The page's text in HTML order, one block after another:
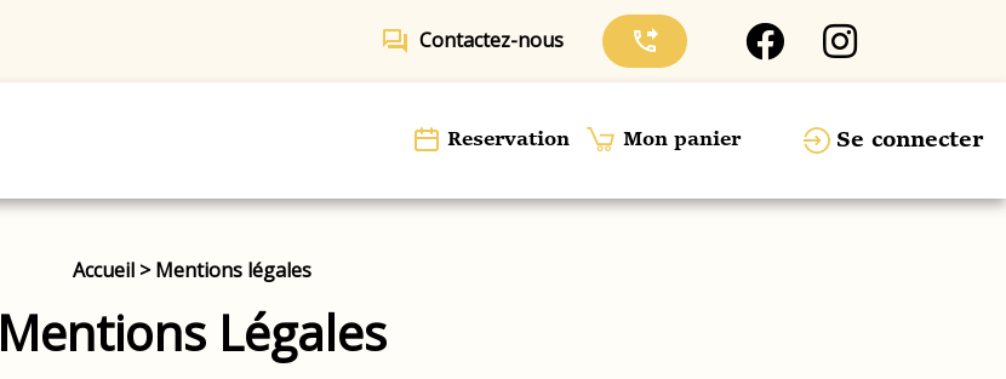
forum Contactez-nous phone_forwarded
Reservation Mon panier Se connecter
Accueil>Mentions légales
Mentions Légales